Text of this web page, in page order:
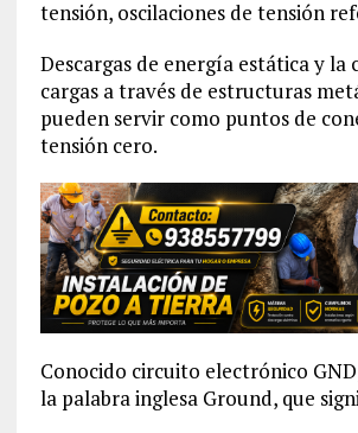
tensión, oscilaciones de tensión
Descargas de energía estática y la
cargas a través de estructuras
pueden servir como puntos de
tensión cero.
Conocido circuito electrónico
la palabra inglesa Ground, que